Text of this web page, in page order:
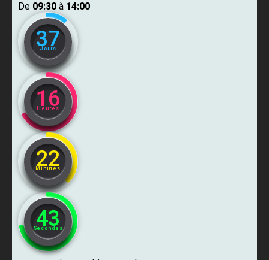
De ​ 09:30 ​ à ​ 14:00
37
Jours
16
Heures
22
Minutes
42
Secondes